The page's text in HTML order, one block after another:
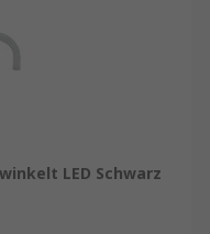
LED Schwarz